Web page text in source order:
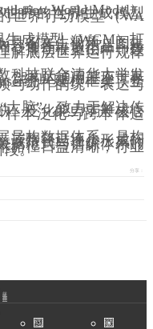
World Model）
界的世界⽣成模型
世界⾏动模型（WA
成模型（WGM）打
具备文生视频、图生
容创作。该产品同步
，推动模型由单一数
解底层世界运行规律
科技联合清华大学发
架构的通用基座世界
统⼀建模框架，整
与动作的统⼀表达与
大脑”，致力于解决传
、泛化能力弱等核心
本泛化与跨本体适
异构数据体系，是构
该路径已逐步形成行
据范式与训练体系的
路径日益清晰，行业
段。
分享：
媒体合作